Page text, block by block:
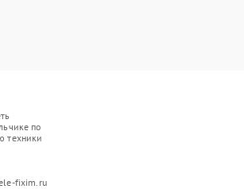
по
техники
fixim.ru